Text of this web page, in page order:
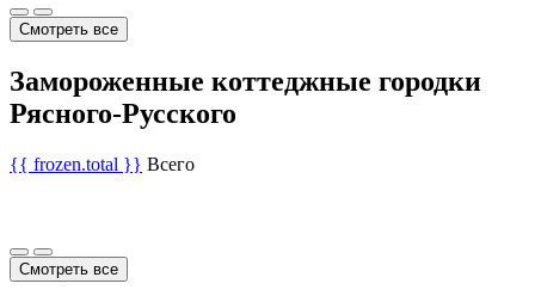
Смотреть все
Замороженные коттеджные городки
Рясного-Русского
{{ frozen.total }} Всего
Смотреть все